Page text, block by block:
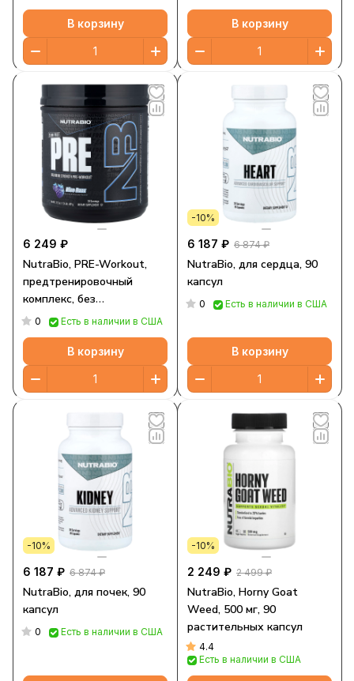
В корзину В корзину
6 249 ₽
NutraBio, PRE-Workout,
предтренировочный
комплекс, без
стимуляторов, со вкусом
голубой малины, 609 г
(1,34 фунта)
0 Есть в наличии в США
В корзину
-10%
6 187 ₽ 6 874 ₽
NutraBio, для сердца, 90
капсул
0 Есть в наличии в США
В корзину
-10%
6 187 ₽ 6 874 ₽
NutraBio, для почек, 90
капсул
0 Есть в наличии в США
-10%
2 249 ₽ 2 499 ₽
NutraBio, Horny Goat
Weed, 500 мг, 90
растительных капсул
4.4
Есть в наличии в США